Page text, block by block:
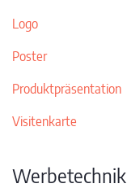
Logo
Poster
Produktpräsentation
Visitenkarte
Werbetechnik